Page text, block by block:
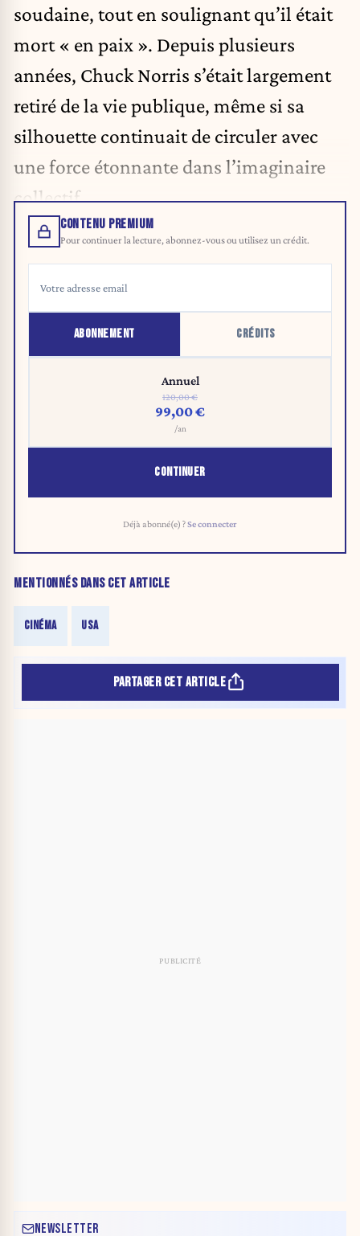
soudaine, tout en soulignant qu’il était
mort « en paix ». Depuis plusieurs
années, Chuck Norris s’était largement
retiré de la vie publique, même si sa
silhouette continuait de circuler avec
une force étonnante dans l’imaginaire
collectif.
CONTENU PREMIUM
Pour continuer la lecture, abonnez-vous ou utilisez un crédit.
ABONNEMENT CRÉDITS
Annuel
120,00 €
99,00 €
/an
CONTINUER
Déjà abonné(e) ?Se connecter
MENTIONNÉS DANS CET ARTICLE
CINÉMA USA
PARTAGER CET ARTICLE
NEWSLETTER